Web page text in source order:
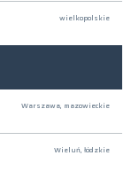
wielkopolskie
Warszawa, mazowieckie
Wieluń, łódzkie